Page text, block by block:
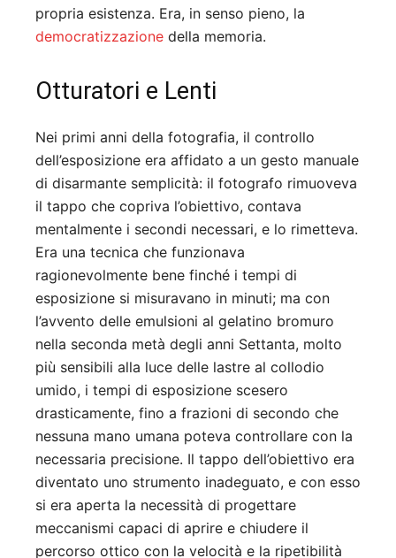
propria esistenza. Era, in senso pieno, la
democratizzazione della memoria.
Otturatori e Lenti
Nei primi anni della fotografia, il controllo
dell’esposizione era affidato a un gesto manuale
di disarmante semplicità: il fotografo rimuoveva
il tappo che copriva l’obiettivo, contava
mentalmente i secondi necessari, e lo rimetteva.
Era una tecnica che funzionava
ragionevolmente bene finché i tempi di
esposizione si misuravano in minuti; ma con
l’avvento delle emulsioni al gelatino bromuro
nella seconda metà degli anni Settanta, molto
più sensibili alla luce delle lastre al collodio
umido, i tempi di esposizione scesero
drasticamente, fino a frazioni di secondo che
nessuna mano umana poteva controllare con la
necessaria precisione. Il tappo dell’obiettivo era
diventato uno strumento inadeguato, e con esso
si era aperta la necessità di progettare
meccanismi capaci di aprire e chiudere il
percorso ottico con la velocità e la ripetibilità